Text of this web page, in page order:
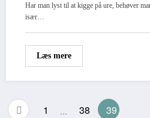
Har man lyst til at kigge på ure, behøver
især…
Læs mere
Indlægsinddeling
1 38 39